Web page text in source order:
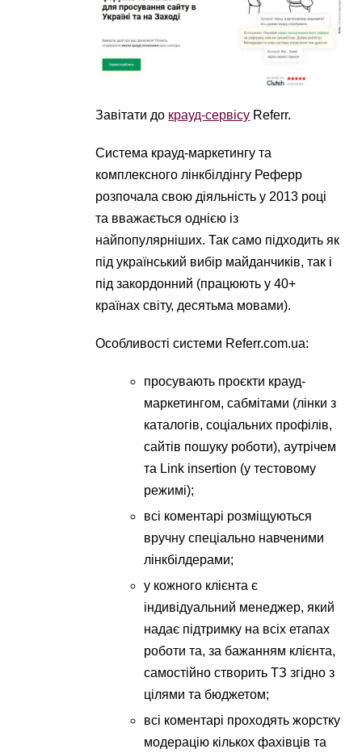
Завітати до крауд-сервісу Referr.
Система крауд-маркетингу та
комплексного лінкбілдінгу Реферр
розпочала свою діяльність у 2013 році
та вважається однією із
найпопулярніших. Так само підходить як
під український вибір майданчиків, так і
під закордонний (працюють у 40+
країнах світу, десятьма мовами).
Особливості системи Referr.com.ua:
просувають проєкти крауд-
маркетингом, сабмітами (лінки з
каталогів, соціальних профілів,
сайтів пошуку роботи), аутрічем
та Link insertion (у тестовому
режимі);
всі коментарі розміщуються
вручну спеціально навченими
лінкбілдерами;
у кожного клієнта є
індивідуальний менеджер, який
надає підтримку на всіх етапах
роботи та, за бажанням клієнта,
самостійно створить ТЗ згідно з
цілями та бюджетом;
всі коментарі проходять жорстку
модерацію кількох фахівців та